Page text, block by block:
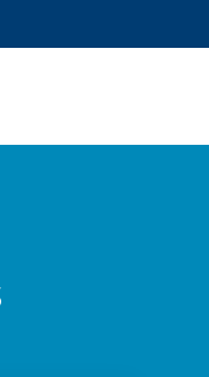
submenú de